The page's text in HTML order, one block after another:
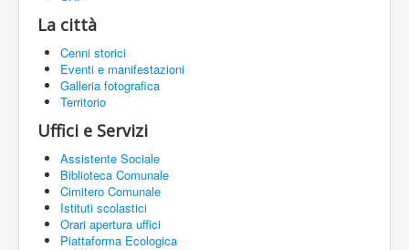
La città
Cenni storici
Eventi e manifestazioni
Galleria fotografica
Territorio
Uffici e Servizi
Assistente Sociale
Biblioteca Comunale
Cimitero Comunale
Istituti scolastici
Orari apertura uffici
Piattaforma Ecologica